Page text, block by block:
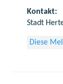
Kontakt:
Stadt
Diese